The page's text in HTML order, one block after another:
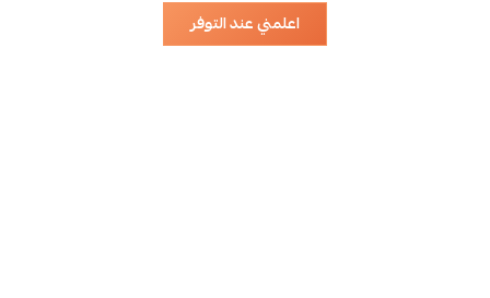
اعلمني عند التوفر
سياسية الشحن والتوصيل